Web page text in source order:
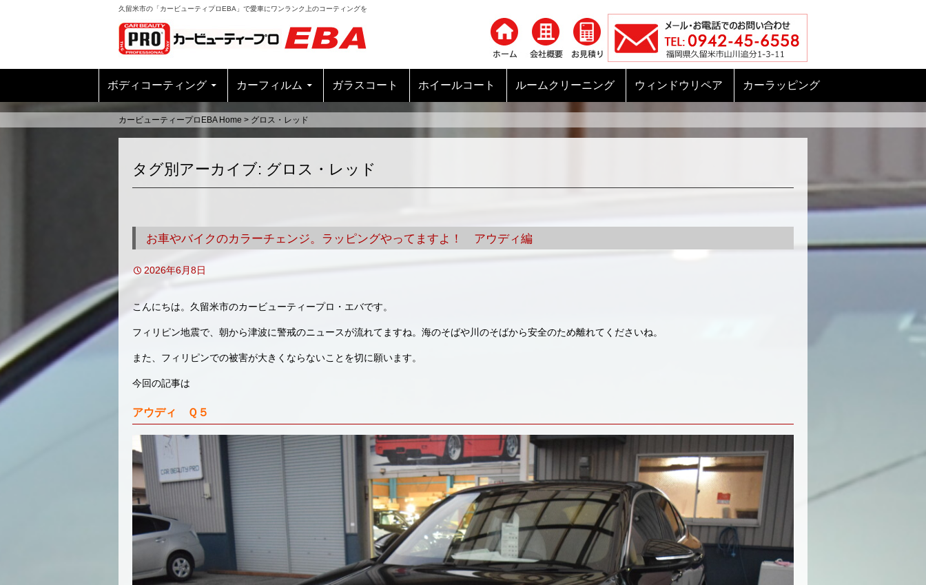
久留米市の「カービューティプロEBA」で愛車にワンランク上のコーティングを
ボディコーティング カーフィルム ガラスコート ホイールコート ルームクリーニング ウィンドウリペア カーラッピング
カービューティープロEBA Home > グロス・レッド
タグ別アーカイブ: グロス・レッド
お車やバイクのカラーチェンジ。ラッピングやってますよ！ アウディ編
2026年6月8日
こんにちは。久留米市のカービューティープロ・エバです。
フィリピン地震で、朝から津波に警戒のニュースが流れてますね。海のそばや川のそばから安全のため離れてくださいね。
また、フィリピンでの被害が大きくならないことを切に願います。
今回の記事は
アウディ Ｑ５